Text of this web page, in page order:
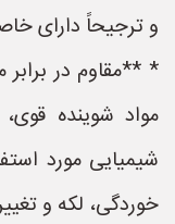
و ترجیحاً دارای
* **مقاوم در برابر
مواد شوینده
شیمیایی مورد
خوردگی، لکه و